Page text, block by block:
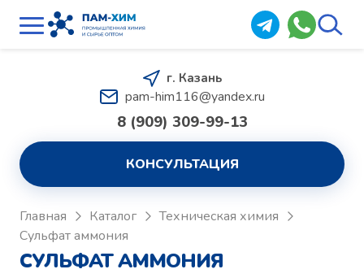
г. Казань
pam-him116@yandex.ru
8 (909) 309-99-13
КОНСУЛЬТАЦИЯ
Главная Каталог
Техническая химия
Сульфат аммония
СУЛЬФАТ АММОНИЯ